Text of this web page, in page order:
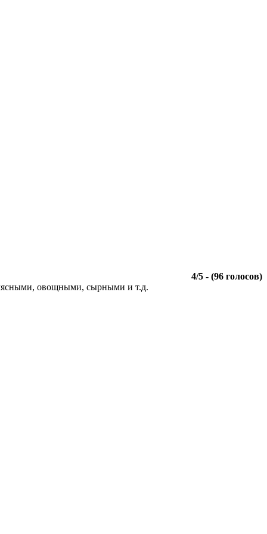
4/5 - (96 голосов)
овощными, сырными и т.д.